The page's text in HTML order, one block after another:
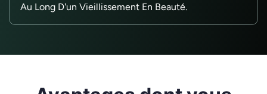
Au Long D'un Vieillissement En Beauté.